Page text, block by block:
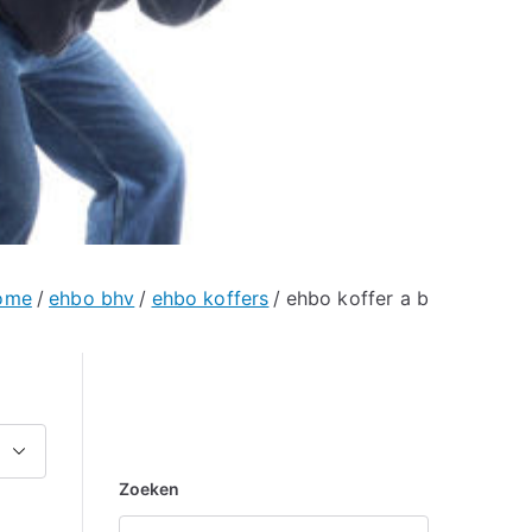
ehbo bhv ehbo koffers ehbo koffer a b
Zoeken